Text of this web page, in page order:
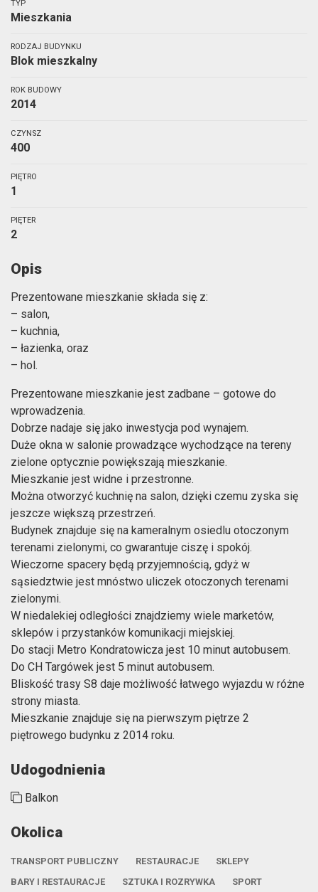
TYP
Mieszkania
RODZAJ BUDYNKU
Blok mieszkalny
ROK BUDOWY
2014
CZYNSZ
400
PIĘTRO
1
PIĘTER
2
Opis
Prezentowane mieszkanie składa się z:
– salon,
– kuchnia,
– łazienka, oraz
– hol.
Prezentowane mieszkanie jest zadbane – gotowe do
wprowadzenia.
Dobrze nadaje się jako inwestycja pod wynajem.
Duże okna w salonie prowadzące wychodzące na tereny
zielone optycznie powiększają mieszkanie.
Mieszkanie jest widne i przestronne.
Można otworzyć kuchnię na salon, dzięki czemu zyska się
jeszcze większą przestrzeń.
Budynek znajduje się na kameralnym osiedlu otoczonym
terenami zielonymi, co gwarantuje ciszę i spokój.
Wieczorne spacery będą przyjemnością, gdyż w
sąsiedztwie jest mnóstwo uliczek otoczonych terenami
zielonymi.
W niedalekiej odległości znajdziemy wiele marketów,
sklepów i przystanków komunikacji miejskiej.
Do stacji Metro Kondratowicza jest 10 minut autobusem.
Do CH Targówek jest 5 minut autobusem.
Bliskość trasy S8 daje możliwość łatwego wyjazdu w różne
strony miasta.
Mieszkanie znajduje się na pierwszym piętrze 2
piętrowego budynku z 2014 roku.
Udogodnienia
Balkon
Okolica
TRANSPORT PUBLICZNY RESTAURACJE
SKLEPY
BARY I RESTAURACJE
SZTUKA I ROZRYWKA SPORT